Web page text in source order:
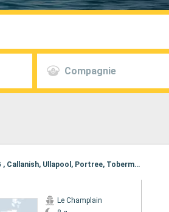
Compagnie
Itinerario : Glasgow, Iona, Lunga Island, ISLE OF CANNA, LOCH SCAVAIG , Callanish, Ullapool, Portree, Tobermory, Glasgow
Le Champlain